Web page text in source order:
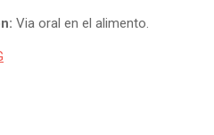
Via oral en el alimento.